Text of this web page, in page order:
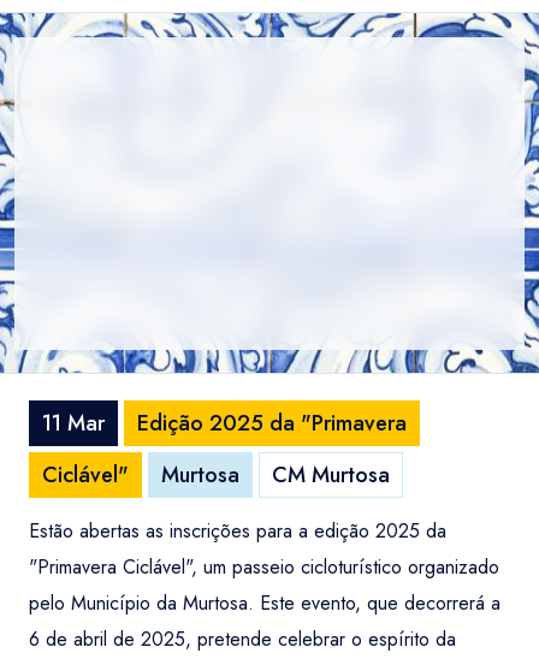
11 Mar
Edição 2025 da "Primavera
Ciclável"
Murtosa CM Murtosa
Estão abertas as inscrições para a edição 2025 da
"Primavera Ciclável", um passeio cicloturístico organizado
pelo Município da Murtosa. Este evento, que decorrerá a
6 de abril de 2025, pretende celebrar o espírito da